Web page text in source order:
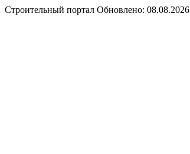
Строительный портал Обновлено: 08.08.2026